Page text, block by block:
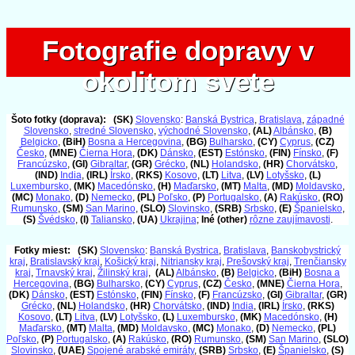
Fotografie dopravy v
okolitom svete
Fotografie dopravy v
okolitom svete
Šoto fotky (doprava): (SK) Slovensko: Banská Bystrica, Bratislava, západné
Slovensko, stredné Slovensko, východné Slovensko, (AL)Albánsko, (B)
Belgicko, (BiH) Bosna a Hercegovina, (BG) Bulharsko, (CY) Cyprus, (CZ)
Česko, (MNE) Čierna Hora, (DK) Dánsko, (EST) Estónsko, (FIN) Fínsko, (F)
Francúzsko, (GI) Gibraltar, (GR) Grécko, (NL) Holandsko, (HR) Chorvátsko,
(IND) India, (IRL) Írsko, (RKS) Kosovo, (LT) Litva, (LV) Lotyšsko, (L)
Luxembursko, (MK) Macedónsko, (H) Maďarsko, (MT) Malta, (MD) Moldavsko,
(MC) Monako, (D) Nemecko, (PL) Poľsko, (P) Portugalsko, (A) Rakúsko, (RO)
Rumunsko, (SM) San Marino, (SLO) Slovinsko, (SRB) Srbsko, (E) Španielsko,
(S) Švédsko, (I) Taliansko, (UA) Ukrajina; Iné (other) rôzne zaujímavosti.
Fotky miest: (SK) Slovensko: Banská Bystrica, Bratislava, Banskobystrický
kraj, Bratislavský kraj, Košický kraj, Nitriansky kraj, Prešovský kraj, Trenčiansky
kraj, Trnavský kraj, Žilinský kraj, (AL)Albánsko, (B) Belgicko, (BiH) Bosna a
Hercegovina, (BG) Bulharsko, (CY) Cyprus, (CZ) Česko, (MNE) Čierna Hora,
(DK) Dánsko, (EST) Estónsko, (FIN) Fínsko, (F) Francúzsko, (GI) Gibraltar, (GR)
Grécko, (NL) Holandsko, (HR) Chorvátsko, (IND) India, (IRL) Írsko, (RKS)
Kosovo, (LT) Litva, (LV) Lotyšsko, (L) Luxembursko, (MK) Macedónsko, (H)
Maďarsko, (MT) Malta, (MD) Moldavsko, (MC) Monako, (D) Nemecko, (PL)
Poľsko, (P) Portugalsko, (A) Rakúsko, (RO) Rumunsko, (SM) San Marino, (SLO)
Slovinsko, (UAE) Spojené arabské emiráty, (SRB) Srbsko, (E) Španielsko, (S)